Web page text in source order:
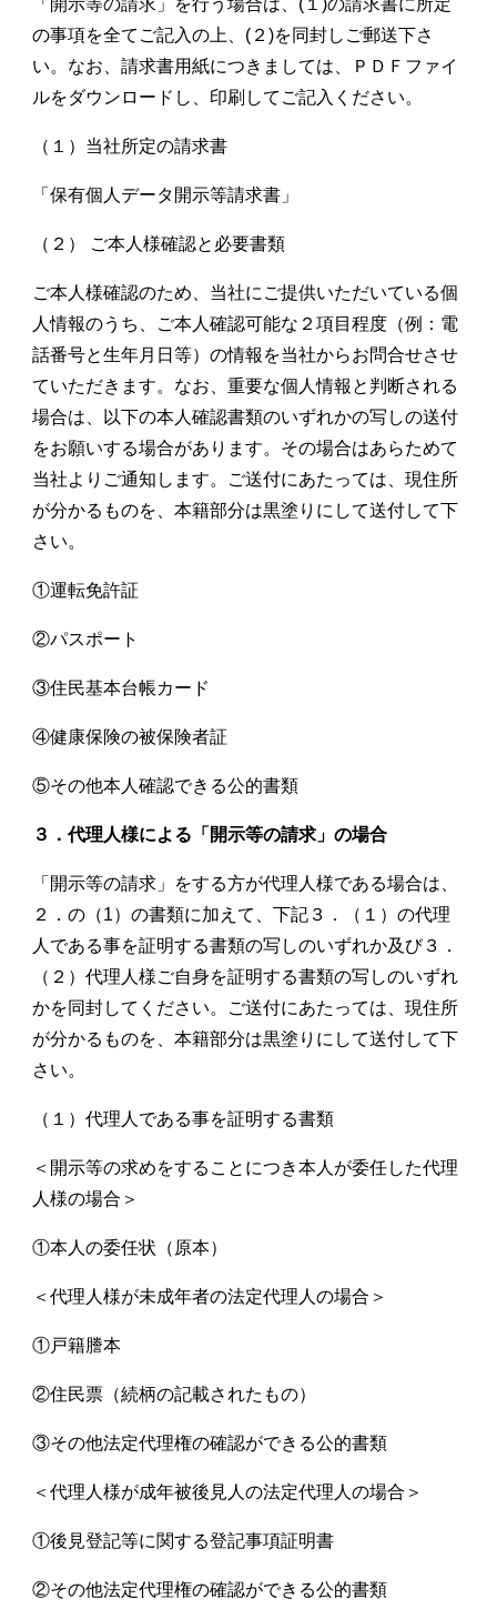
「開示等の請求」を行う場合は、 ( １ )の請求書に所定
の事項を全てご記入の上、 (２ )を同封しご郵送下さ
い。なお、請求書用紙につきましては、ＰＤＦファイ
ルをダウンロードし、印刷してご記入ください。
（１）当社所定の請求書
「保有個人データ開示等請求書」
（２） ご本人様確認と必要書類
ご本人様確認のため、当社にご提供いただいている個
人情報のうち、ご本人確認可能な２項目程度（例：電
話番号と生年月日等）の情報を当社からお問合せさせ
ていただきます。なお、重要な個人情報と判断される
場合は、以下の本人確認書類のいずれかの写しの送付
をお願いする場合があります。その場合はあらためて
当社よりご通知します。ご送付にあたっては、現住所
が分かるものを、本籍部分は黒塗りにして送付して下
さい。
①運転免許証
②パスポート
③住民基本台帳カード
④健康保険の被保険者証
⑤その他本人確認できる公的書類
３．代理人様による「開示等の請求」の場合
「開示等の請求」をする方が代理人様である場合は、
２．の（1）の書類に加えて、下記３．（１）の代理
人である事を証明する書類の写しのいずれか及び３．
（２）代理人様ご自身を証明する書類の写しのいずれ
かを同封してください。ご送付にあたっては、現住所
が分かるものを、本籍部分は黒塗りにして送付して下
さい。
（１）代理人である事を証明する書類
＜開示等の求めをすることにつき本人が委任した代理
人様の場合＞
①本人の委任状（原本）
＜代理人様が未成年者の法定代理人の場合＞
①戸籍謄本
②住民票（続柄の記載されたもの）
③その他法定代理権の確認ができる公的書類
＜代理人様が成年被後見人の法定代理人の場合＞
①後見登記等に関する登記事項証明書
②その他法定代理権の確認ができる公的書類